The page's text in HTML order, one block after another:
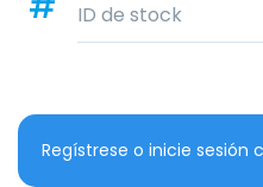
ID de stock
Regístrese o inicie sesión